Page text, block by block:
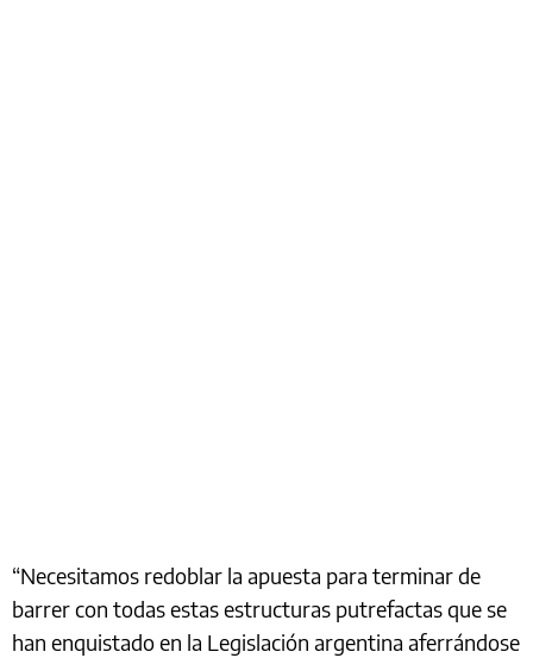
“Necesitamos redoblar la apuesta para terminar de
barrer con todas estas estructuras putrefactas que se
han enquistado en la Legislación argentina aferrándose